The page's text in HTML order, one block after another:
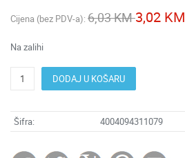
Cijena (bez PDV-a): 6,03 KM3,02 KM
Na zalihi
DODAJ U KOŠARU
Šifra: 4004094311079